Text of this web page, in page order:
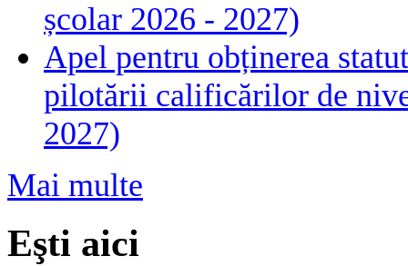
școlar 2026 - 2027)
Apel pentru obținerea
pilotării calificărilor de
2027)
Mai multe
Eşti aici